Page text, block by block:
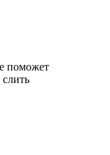
поможет